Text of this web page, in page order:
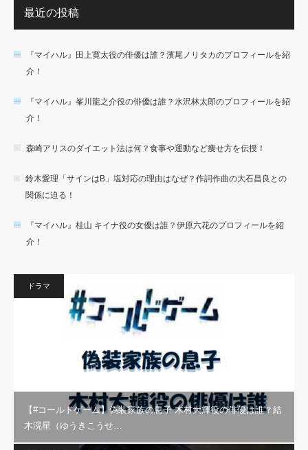
最近の投稿
『マイハル』田上寛太役の俳優は誰？濱尾ノリタカのプロフィールを紹
介！
『マイハル』峯川龍之介役の俳優は誰？水沢林太郎のプロフィールを紹
介！
森崎アリスのダイエット法は何？食事や運動など痩せ方を伝授！
鈴木愛理「サインはB」塩対応の理由はなぜ？作詞作曲の大石昌良との
関係に迫る！
『マイハル』桂山 キイナ役の女優は誰？伊原六花のプロフィールを紹
介！
ドラマ
【#コールドゲーム】偽装家族の息子 木村大輝役の俳優は誰？結
木滉星（ゆうきこうせ…